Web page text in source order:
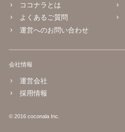
ココナラとは
よくあるご質問
運営へのお問い合わせ
会社情報
運営会社
採用情報
© 2016 coconala Inc.